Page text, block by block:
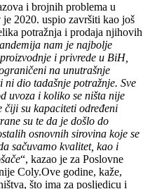
i brojnih problema u
je 2020. uspio završiti kao još
potražnja i prodaja njihovih
nam je najbolje
i privrede u BiH,
na unutrašnje
dio tadašnje potražnje. Sve
uvoza i koliko se ništa nije
čiji su kapaciteti određeni
su te da je došlo do
osnovnih sirovina koje se
sačuvamo kvalitet, kao i
“, kazao je za Poslovne
Coly.Ove godine, kaže,
što ima za posljedicu i